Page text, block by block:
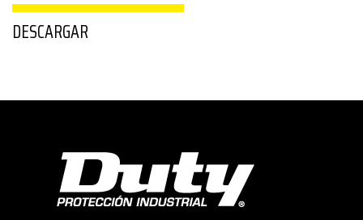
DESCARGAR